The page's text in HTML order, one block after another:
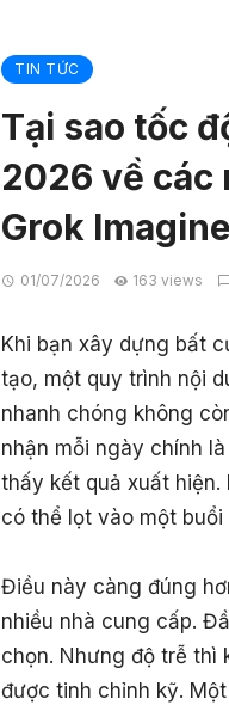
TIN TỨC
Tại sao tốc
2026 về các
Grok
01/07/2026 163 views
Khi bạn xây dựng bất
tạo, một quy trình nội
nhanh chóng không
nhận mỗi ngày chính
thấy kết quả xuất hiện.
có thể lọt vào một
Điều này càng đúng
nhiều nhà cung cấp.
chọn. Nhưng độ trễ thì
được tinh chỉnh kỹ.